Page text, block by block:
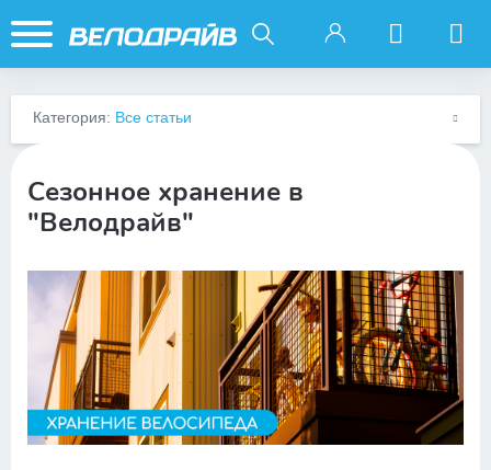
Категория: Все статьи
Сезонное хранение в
"Велодрайв"